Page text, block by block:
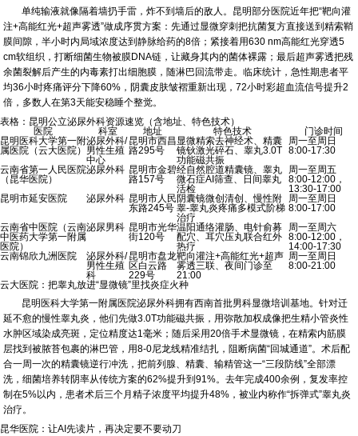
单纯输液就像隔着墙扔手雷，炸不到墙后的敌人。昆明部分医院近年把“靶向灌
注+高能红光+超声雾透”做成序贯方案：先通过显微穿刺把抗菌复方直接送到精索鞘
膜间隙，半小时内局域浓度达到静脉给药的8倍；紧接着用630 nm高能红光穿透5
cm软组织，打断细菌生物被膜DNA链，让藏身其内的菌体裸露；最后超声雾透把残
余菌裂解后产生的内毒素打出细胞膜，随淋巴回流带走。临床统计，急性期患者平
均36小时疼痛评分下降60%，阴囊皮肤皱褶重新出现，72小时彩超血流信号提升2
倍，多数人在第3天能安稳睡个整觉。
表格：昆明公立泌尿外科资源速览（含地址、特色技术）
医院
科室 地址 特色技术
门诊时间
昆明医科大学第一附
属医院（云大医院）
泌尿外科/
男性生殖
中心
昆明市西昌
路295号
显微精索去神经术、精囊
镜钬激光碎石、睾丸3.0T
功能磁共振
周一至周日
8:00-17:30
云南省第一人民医院
（昆华医院）
泌尿外科 昆明市金碧
路157号
经自然腔道精囊镜、睾丸
微石症AI筛查、日间睾丸
活检
周一至周五
8:00-12:00，
13:30-17:00
昆明市延安医院
泌尿外科 昆明市人民
东路245号
阴囊镜微创清创、慢性附
睾-睾丸炎疼痛多模式阶梯
治疗
周一至周日
8:00-17:00
云南省中医院（云南
中医药大学第一附属
医院）
泌尿男科 昆明市光华
街120号
温阳通络灌肠、电针俞募
配穴、耳穴压丸联合红外
热疗
周一至周六
8:00-12:00，
14:00-17:30
云南锦欣九洲医院
泌尿外科/
男性生殖
科
昆明市盘龙
区白云路
229号
靶向灌注+高能红光+超声
雾透三联、夜间门诊至
21:00
周一至周日
8:00-21:00
云大医院：把睾丸放进“显微镜”里找炎症火种
昆明医科大学第一附属医院泌尿外科拥有西南首批男科显微培训基地。针对迁
延不愈的慢性睾丸炎，他们先做3.0T功能磁共振，用弥散加权成像把生精小管炎性
水肿区域染成亮斑，定位精度达1毫米；随后采用20倍手术显微镜，在精索内筋膜
层找到被脓苔包裹的淋巴管，用8-0尼龙线精准结扎，阻断病菌“回城通道”。术后配
合一周一次的精囊镜逆行冲洗，把前列腺、精囊、输精管这一“三段防线”全部漂
洗，细菌培养转阴率从传统方案的62%提升到91%。去年完成400余例，复发率控
制在5%以内，患者术后三个月精子浓度平均提升48%，被业内称作“拆弹式”睾丸炎
治疗。
昆华医院：让AI先读片，再决定要不要动刀